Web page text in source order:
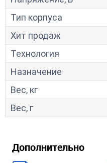
Тип корпуса
Хит продаж
Технология
Назначение
Вес, кг
Вес, г
Дополнительно